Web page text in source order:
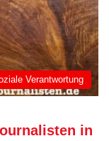
Verantwortung
in